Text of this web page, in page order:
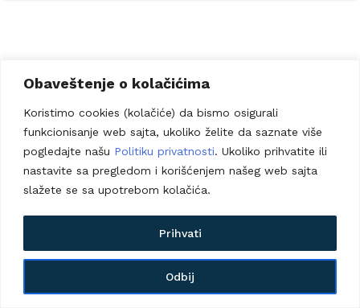
Obaveštenje o kolačićima
Koristimo cookies (kolačiće) da bismo osigurali
funkcionisanje web sajta, ukoliko želite da saznate više
pogledajte našu Politiku privatnosti. Ukoliko prihvatite ili
nastavite sa pregledom i korišćenjem našeg web sajta
slažete se sa upotrebom kolačića.
Odbij
Prihvati